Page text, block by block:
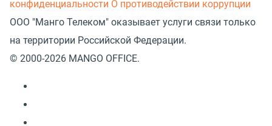
конфиденциальности О противодействии коррупции
ООО "Манго Телеком" оказывает услуги связи только
на территории Российской Федерации.
© 2000-2026 MANGO OFFICE.